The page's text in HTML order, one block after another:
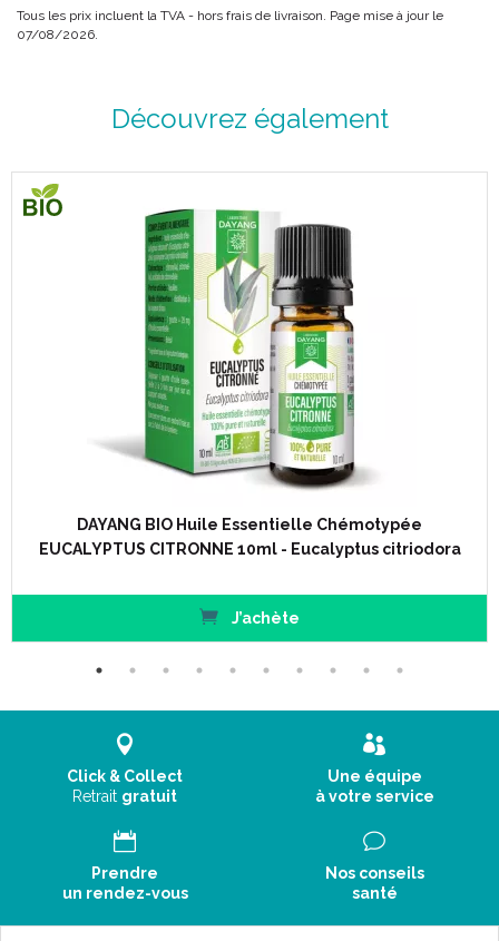
Tous les prix incluent la TVA - hors frais de livraison. Page mise à jour le
07/08/2026.
Découvrez également
DAYANG BIO Huile Essentielle Chémotypée
EUCALYPTUS CITRONNE 10ml - Eucalyptus citriodora
J’achète
Click & Collect
Retrait gratuit
Une équipe
à votre service
Prendre
un rendez-vous
Nos conseils
santé